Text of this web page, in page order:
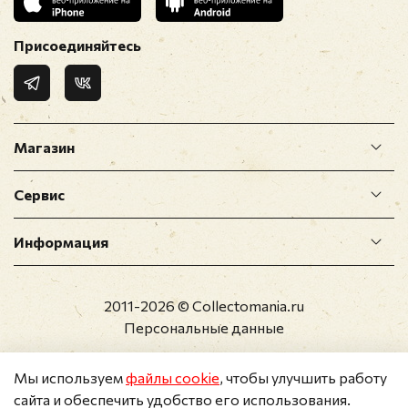
10. Diana Ross & The Supremes And The Temptations
- I'm Gonna Make You Love Me
11. The Supremes - Stoned Love
12. The Supremes - I'm Gonna Let My Heart Do The
Walking
13. The Supremes - Floy Joy
14. The Supremes - Nathan Jones
15. The Supremes - The Sha-La Bandit
16. The Supremes - Up The Ladder To The Roof
17. The Supremes - You're My Driving Wheel
18. The Supremes - Everybody's Got The Right To
Love
19. The Supremes - Bad Weather
20. The Supremes - Love Train
Магазин
Сервис
Информация
Присоединяйтесь
2011-2026 © Collectomania.ru
Персональные данные
Мы используемфайлы cookie, чтобы улучшить работу
сайта и обеспечить удобство его использования.